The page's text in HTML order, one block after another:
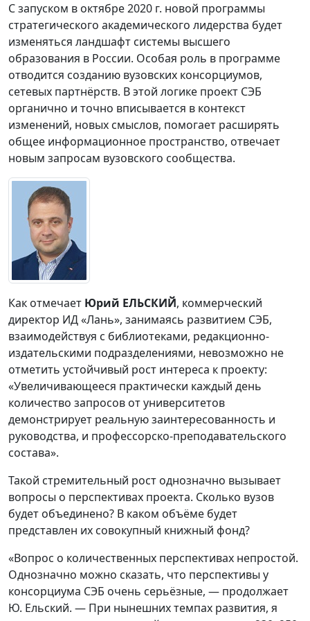
С запуском в октябре 2020 г. новой программы
стратегического академического лидерства будет
изменяться ландшафт системы высшего
образования в России. Особая роль в программе
отводится созданию вузовских консорциумов,
сетевых партнёрств. В этой логике проект СЭБ
органично и точно вписывается в контекст
изменений, новых смыслов, помогает расширять
общее информационное пространство, отвечает
новым запросам вузовского сообщества.
Как отмечает Юрий ЕЛЬСКИЙ, коммерческий
директор ИД «Лань», занимаясь развитием СЭБ,
взаимодействуя с библиотеками, редакционно-
издательскими подразделениями, невозможно не
отметить устойчивый рост интереса к проекту:
«Увеличивающееся практически каждый день
количество запросов от университетов
демонстрирует реальную заинтересованность и
руководства, и профессорско-преподавательского
состава».
Такой стремительный рост однозначно вызывает
вопросы о перспективах проекта. Сколько вузов
будет объединено? В каком объёме будет
представлен их совокупный книжный фонд?
«Вопрос о количественных перспективах непростой.
Однозначно можно сказать, что перспективы у
консорциума СЭБ очень серьёзные, — продолжает
Ю. Ельский. — При нынешних темпах развития, я